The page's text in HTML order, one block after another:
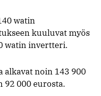
watin
kuuluvat myös
watin invertteri.
alkavat noin 143 900
000 eurosta.